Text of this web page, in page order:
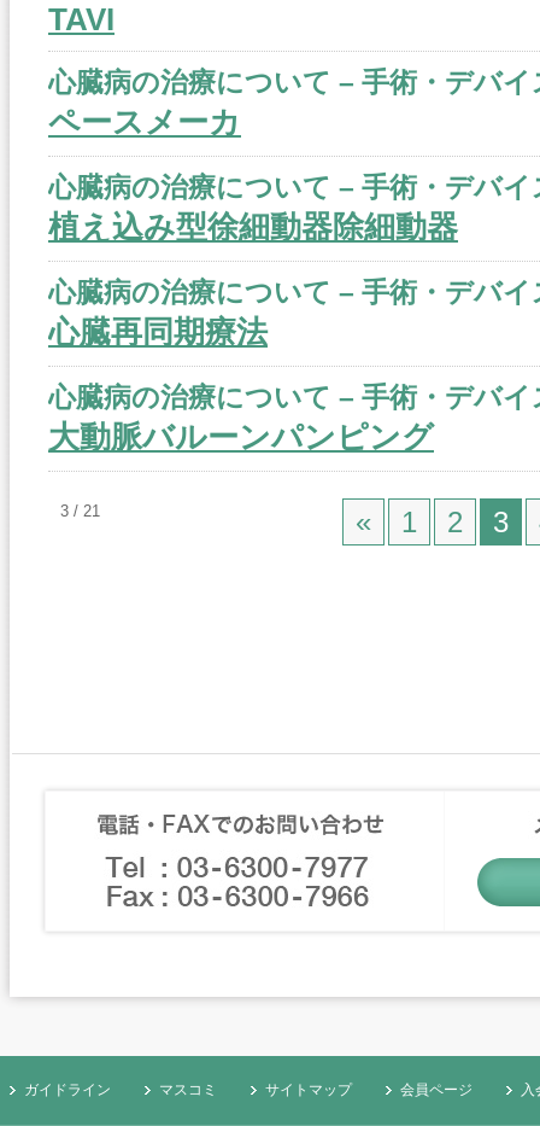
TAVI
心臓病の治療について – 手術・デバ
ペースメーカ
心臓病の治療について – 手術・デバ
植え込み型徐細動器除細動器
心臓病の治療について – 手術・デバ
心臓再同期療法
心臓病の治療について – 手術・デバ
大動脈バルーンパンピング
3 / 21 « 1 2 3
ガイドライン マスコミ サイトマップ 会員ページ 入